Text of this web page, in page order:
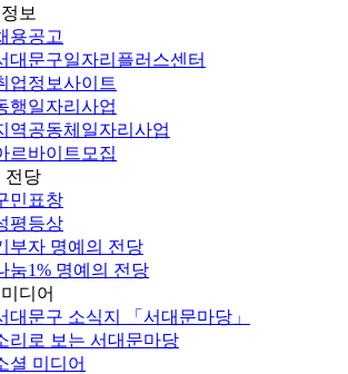
보
용공고
대문구일자리플러스센터
업정보사이트
행일자리사업
역공동체일자리사업
르바이트모집
전당
민표창
평등상
부자 명예의 전당
눔1% 명예의 전당
디어
대문구 소식지 「서대문마당」
리로 보는 서대문마당
셜 미디어